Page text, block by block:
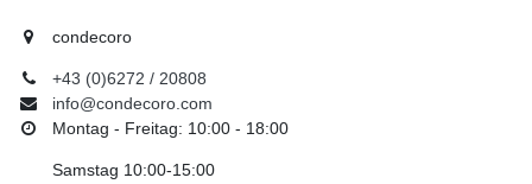
condecoro
+43 (0)6272 / 20808
info@condecoro.com
Montag - Freitag: 10:00 - 18:00
Samstag 10:00-15:00